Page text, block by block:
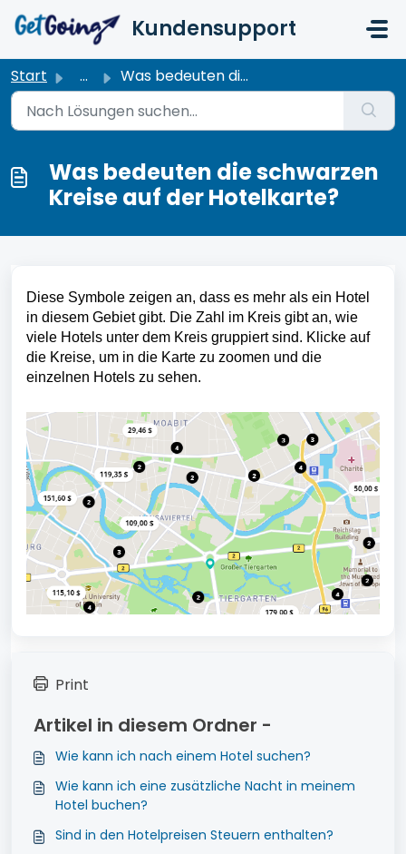
Kundensupport
Start ... Was bedeuten die schwarzen Kreise auf der Hotelkarte?
Was bedeuten die schwarzen
Kreise auf der Hotelkarte?
Diese Symbole zeigen an, dass es mehr als ein Hotel
in diesem Gebiet gibt. Die Zahl im Kreis gibt an, wie
viele Hotels unter dem Kreis gruppiert sind. Klicke auf
die Kreise, um in die Karte zu zoomen und die
einzelnen Hotels zu sehen.
Print
Artikel in diesem Ordner -
Wie kann ich nach einem Hotel suchen?
Wie kann ich eine zusätzliche Nacht in meinem
Hotel buchen?
Sind in den Hotelpreisen Steuern enthalten?